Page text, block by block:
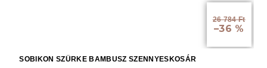
26 784 Ft
–36 %
SOBIKON SZÜRKE BAMBUSZ SZENNYESKOSÁR